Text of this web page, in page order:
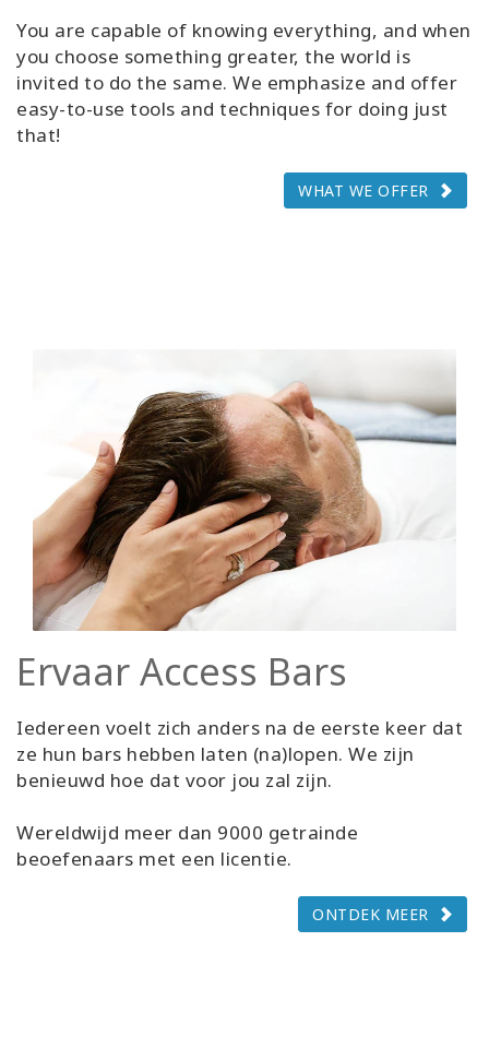
You are capable of knowing everything, and when
you choose something greater, the world is
invited to do the same. We emphasize and offer
easy-to-use tools and techniques for doing just
that!
WHAT WE OFFER
Ervaar Access Bars
Iedereen voelt zich anders na de eerste keer dat
ze hun bars hebben laten (na)lopen. We zijn
benieuwd hoe dat voor jou zal zijn.
Wereldwijd meer dan 9000 getrainde
beoefenaars met een licentie.
ONTDEK MEER